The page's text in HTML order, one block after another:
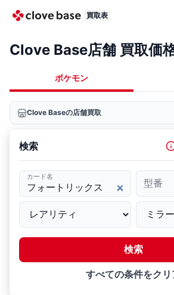
買取表
Clove Base店舗 買取価
ポケモン
Clove Baseの店舗買取
検索
カード名
型番
検索
すべての条件をクリ